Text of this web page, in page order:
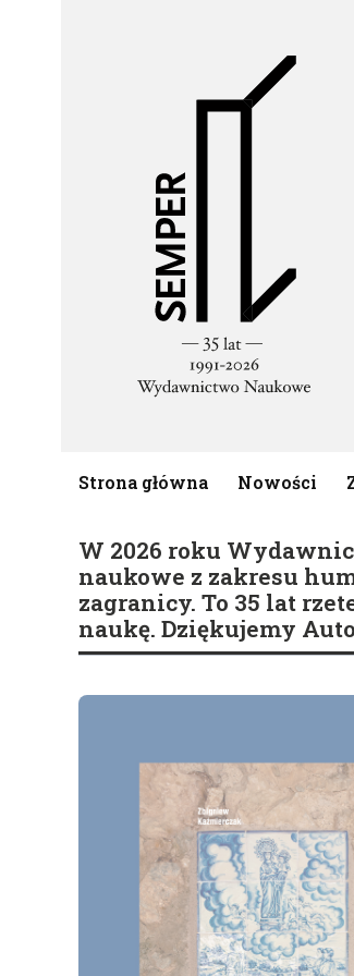
Strona główna Nowości
W 2026 roku
naukowe z zakresu
zagranicy. To 35 lat
naukę. Dziękujemy